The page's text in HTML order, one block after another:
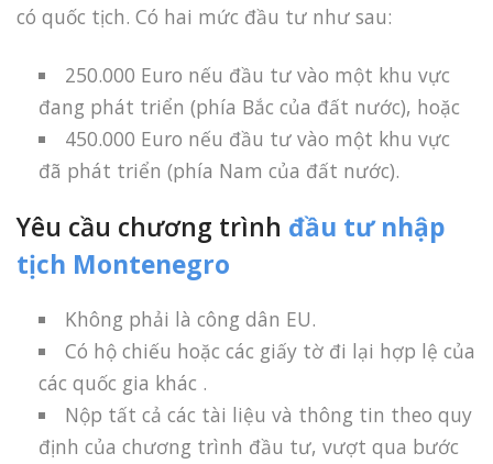
có quốc tịch. Có hai mức đầu tư như sau:
250.000 Euro nếu đầu tư vào một khu vực
đang phát triển (phía Bắc của đất nước), hoặc
450.000 Euro nếu đầu tư vào một khu vực
đã phát triển (phía Nam của đất nước).
Yêu cầu chương trình đầu tư nhập
tịch Montenegro
Không phải là công dân EU.
Có hộ chiếu hoặc các giấy tờ đi lại hợp lệ của
các quốc gia khác .
Nộp tất cả các tài liệu và thông tin theo quy
định của chương trình đầu tư, vượt qua bước